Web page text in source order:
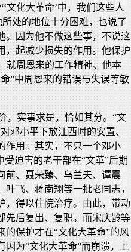
文化大革命’中，我们这些人
处的地位十分困难，也说了
。因为他不做这些事，不说这
，起减少损失的作用。他保护
就周恩来的工作精神、他本
”中周恩来的错误与失误等敏
，实事求是，恰如其分。“文
邓小平下放江西时的安置、
作用。其实，不只一个邓小
迫害的老干部在“文革”后期
前、聂荣臻、乌兰夫、谭震
叶飞、蒋南翔等一批老同志，
，得以住院治疗。由此，带动
先后复出、复职。而宋庆龄等
的保护才在“文化大革命”的风
为“文化大革命”而崩溃，上